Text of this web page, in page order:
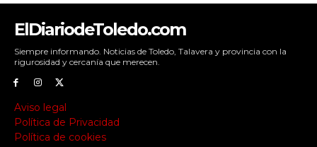
ElDiariodeToledo.com
Siempre informando. Noticias de Toledo, Talavera y provincia con la
rigurosidad y cercanía que merecen.
Aviso legal
Política de Privacidad
Política de cookies